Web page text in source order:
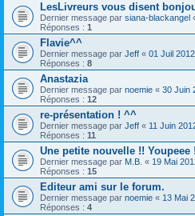
LesLivreurs vous disent
Dernier message par siana-blackangel
Réponses : 1
Flavie^^
Dernier message par Jeff « 01 Juil
Réponses : 8
Anastazia
Dernier message par noemie « 30 Juin
Réponses : 12
re-présentation ! ^^
Dernier message par Jeff « 11 Juin
Réponses : 11
Une petite nouvelle !! Youpeee !
Dernier message par M.B. « 19 Mai
Réponses : 15
Editeur ami sur le forum.
Dernier message par noemie « 13 Mai
Réponses : 4